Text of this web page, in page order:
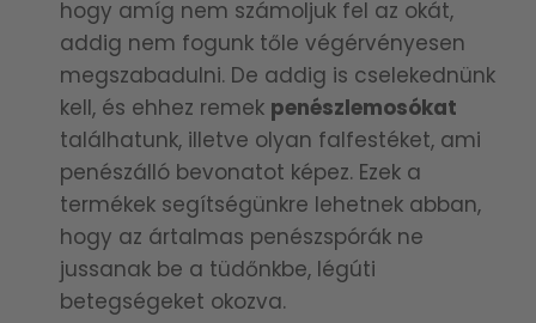
hogy amíg nem számoljuk fel az okát,
addig nem fogunk tőle végérvényesen
megszabadulni. De addig is cselekednünk
kell, és ehhez remek penészlemosókat
találhatunk, illetve olyan falfestéket, ami
penészálló bevonatot képez. Ezek a
termékek segítségünkre lehetnek abban,
hogy az ártalmas penészspórák ne
jussanak be a tüdőnkbe, légúti
betegségeket okozva.